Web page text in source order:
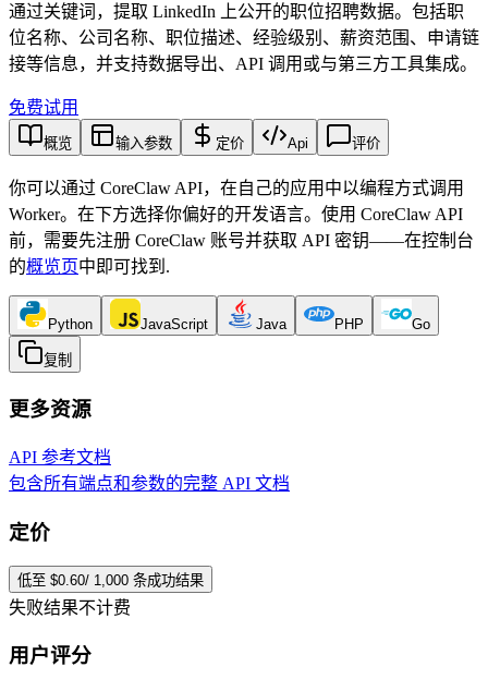
通过关键词，提取 LinkedIn 上公开的职位招聘数据。包括职
位名称、公司名称、职位描述、经验级别、薪资范围、申请链
接等信息，并支持数据导出、API 调用或与第三方工具集成。
免费试用
概览 输入参数 定价 Api 评价
你可以通过 CoreClaw API，在自己的应用中以编程方式调用
Worker。在下方选择你偏好的开发语言。使用 CoreClaw API
前，需要先注册 CoreClaw 账号并获取 API 密钥——在控制台
的概览页中即可找到 .
Python JavaScript Java PHP Go
复制
更多资源
API 参考文档
包含所有端点和参数的完整 API 文档
定价
低至 $0.60/ 1,000 条成功结果
失败结果不计费
用户评分